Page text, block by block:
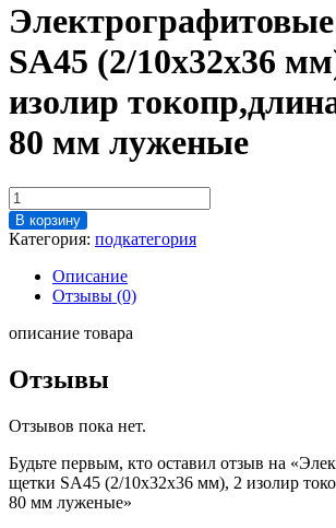
SA45 (2/10х32х36
изолир
80 мм луженые
Количество
товара
Электрографитовые
SA45
(2/10х32х36
2
токопр,длина
токопр
мм
В корзину
Категория: подкатегория
Описание
Отзывы (0)
описание товара
Отзывы
Отзывов пока нет.
Будьте первым, кто оставил отзыв на
щетки SA45 (2/10х32х36 мм), 2 изолир
80 мм луженые»